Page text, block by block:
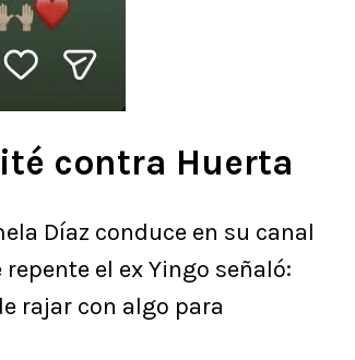
contra Huerta
Díaz conduce en su canal
el ex Yingo señaló:
rajar con algo para